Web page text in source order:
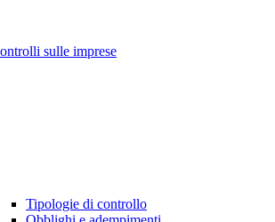
sulle imprese
Tipologie di controllo